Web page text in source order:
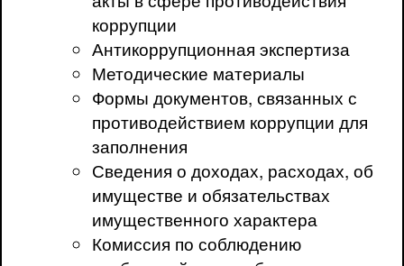
коррупции
Антикоррупционная экспертиза
Методические материалы
Формы документов, связанных с
противодействием коррупции для
заполнения
Сведения о доходах, расходах, об
имуществе и обязательствах
имущественного характера
Комиссия по соблюдению